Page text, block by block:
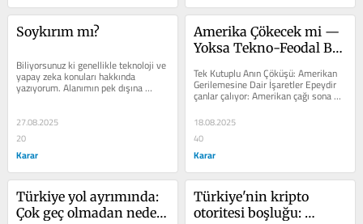
Soykırım mı?
Biliyorsunuz ki genellikle teknoloji ve
yapay zeka konuları hakkında
yazıyorum. Alanımın pek dışına
çıkmak istemiyorum ama son
27.08.2025
20
Karar
Amerika Çökecek mi —
Yoksa Tekno-Feodal Bir
Dönüşecek?
Tek Kutuplu Anın Çöküşü: Amerikan
Gerilemesine Dair İşaretler Epeydir
çanlar çalıyor: Amerikan çağı sona mı
yaklaşıyor? Çok kutuplu...
18.08.2025
40
Karar
Türkiye yol ayrımında:
Çok geç olmadan neden
Türkiye'nin kripto
otoritesi boşluğu: